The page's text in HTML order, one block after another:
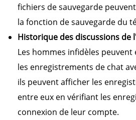
fichiers de sauvegarde
la fonction de sauvegarde du
Historique des discussions de
Les hommes infidèles
les enregistrements de chat
ils peuvent afficher les
entre eux en vérifiant les
connexion de leur compte.